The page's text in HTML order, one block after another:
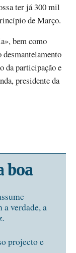
ter já 300 mil
de Março.
bem como
desmantelamento
da participação e
presidente da
boa
verdade, a
projecto e